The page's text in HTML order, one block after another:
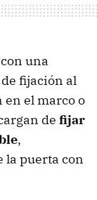
una
fijación al
en el marco o
de fijar
,
la puerta con